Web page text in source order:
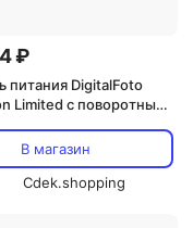
₽
питания DigitalFoto
Limited с поворотным
2-контактным
для RED KOMODO
В магазин
Cdek.shopping